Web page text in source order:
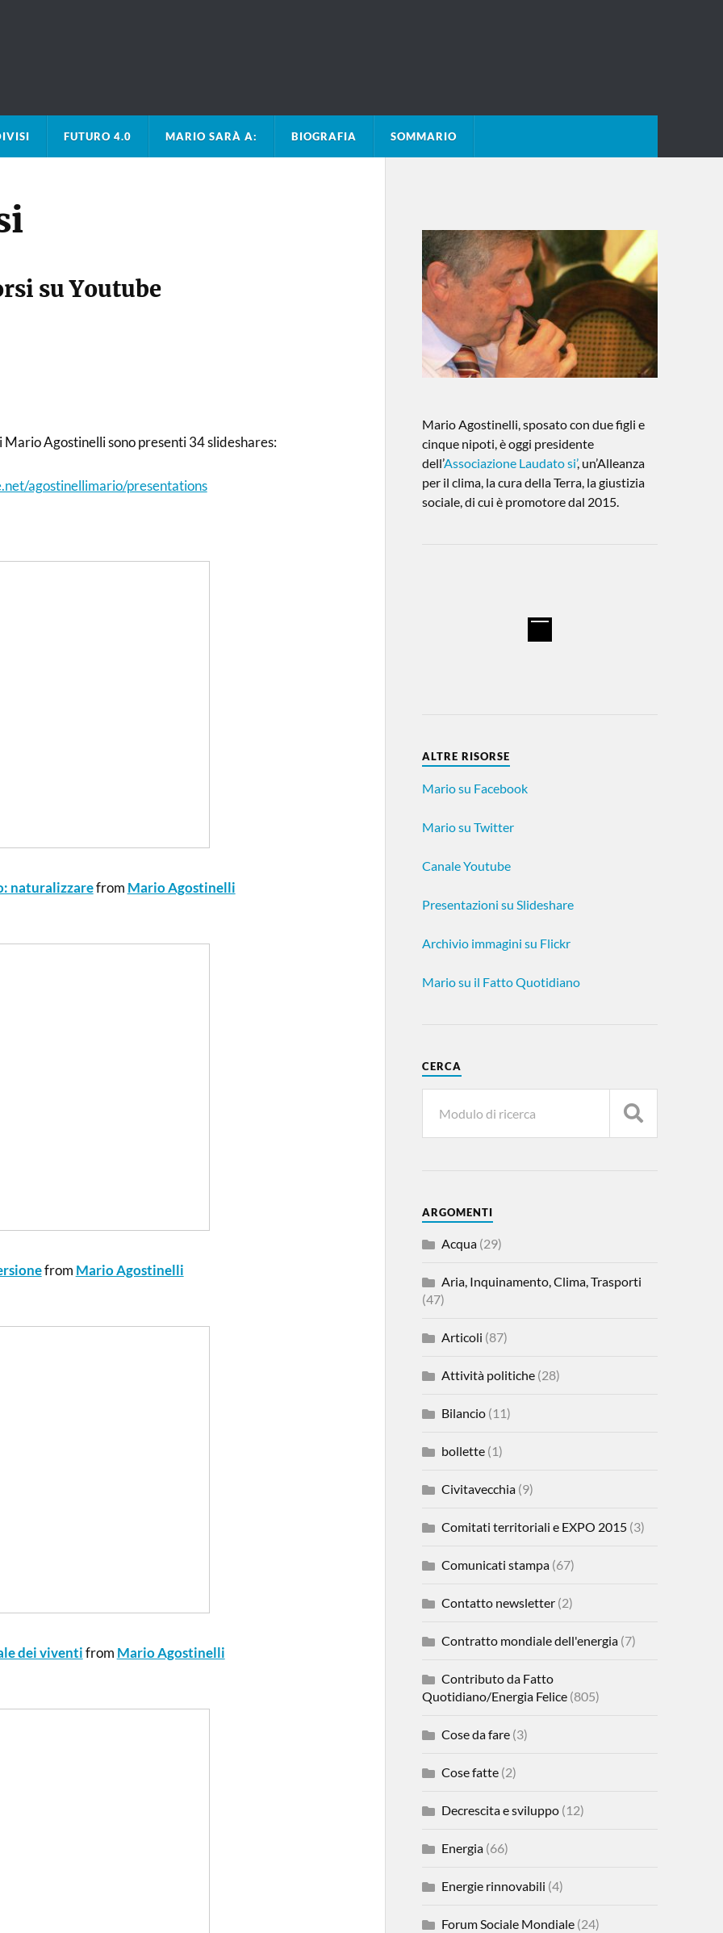
FUTURO 4.0 MARIO SARÀ A: BIOGRAFIA SOMMARIO
su Youtube
Mario Agostinelli sono presenti 34 slideshares:
agostinellimario/presentations
naturalizzarefrom Mario Agostinelli
from Mario Agostinelli
dei viventifrom Mario Agostinelli
Mario Agostinelli, sposato con due figli e
cinque nipoti, è oggi presidente
dell’Associazione Laudato si’, un’Alleanza
per il clima, la cura della Terra, la giustizia
sociale, di cui è promotore dal 2015.
ALTRE RISORSE
Mario su Facebook
Mario su Twitter
Canale Youtube
Presentazioni su Slideshare
Archivio immagini su Flickr
Mario su il Fatto Quotidiano
CERCA
ARGOMENTI
Acqua(29)
Aria, Inquinamento, Clima, Trasporti
(47)
Articoli (87)
Attività politiche(28)
Bilancio(11)
bollette(1)
Civitavecchia(9)
Comitati territoriali e EXPO 2015(3)
Comunicati stampa(67)
Contatto newsletter(2)
Contratto mondiale dell'energia(7)
Contributo da Fatto
Quotidiano/Energia Felice(805)
Cose da fare(3)
Cose fatte(2)
Decrescita e sviluppo(12)
Energia(66)
Energie rinnovabili (4)
Forum Sociale Mondiale(24)